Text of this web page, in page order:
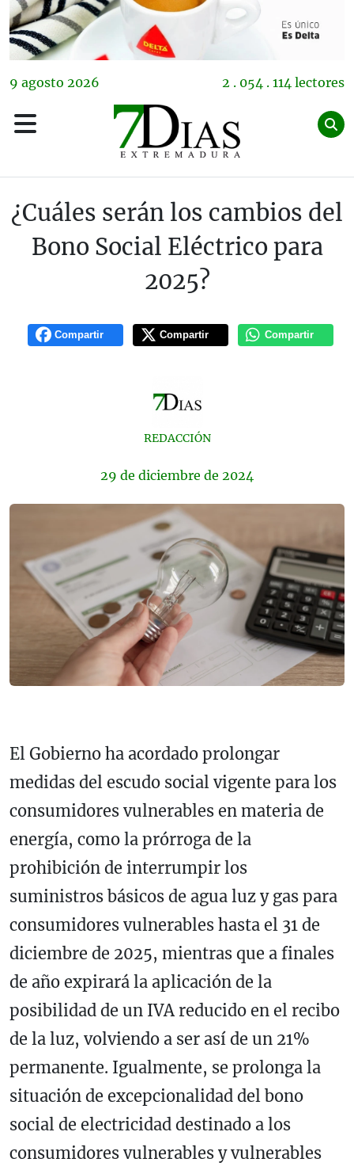
9 agosto 2026 2 . 054 . 114 lectores
¿Cuáles serán los cambios del
Bono Social Eléctrico para
2025?
Compartir Compartir Compartir
REDACCIÓN
29 de diciembre de 2024
El Gobierno ha acordado prolongar
medidas del escudo social vigente para los
consumidores vulnerables en materia de
energía, como la prórroga de la
prohibición de interrumpir los
suministros básicos de agua luz y gas para
consumidores vulnerables hasta el 31 de
diciembre de 2025, mientras que a finales
de año expirará la aplicación de la
posibilidad de un IVA reducido en el recibo
de la luz, volviendo a ser así de un 21%
permanente. Igualmente, se prolonga la
situación de excepcionalidad del bono
social de electricidad destinado a los
consumidores vulnerables y vulnerables